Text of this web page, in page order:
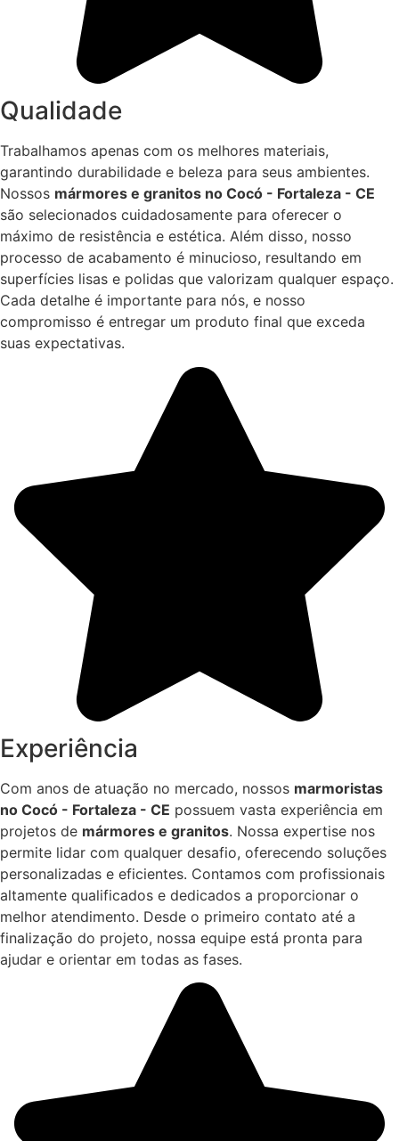
Qualidade
Trabalhamos apenas com os melhores materiais,
garantindo durabilidade e beleza para seus ambientes.
Nossos mármores e granitos no Cocó - Fortaleza - CE
são selecionados cuidadosamente para oferecer o
máximo de resistência e estética. Além disso, nosso
processo de acabamento é minucioso, resultando em
superfícies lisas e polidas que valorizam qualquer espaço.
Cada detalhe é importante para nós, e nosso
compromisso é entregar um produto final que exceda
suas expectativas.
Experiência
Com anos de atuação no mercado, nossos marmoristas
no Cocó - Fortaleza - CE possuem vasta experiência em
projetos de mármores e granitos. Nossa expertise nos
permite lidar com qualquer desafio, oferecendo soluções
personalizadas e eficientes. Contamos com profissionais
altamente qualificados e dedicados a proporcionar o
melhor atendimento. Desde o primeiro contato até a
finalização do projeto, nossa equipe está pronta para
ajudar e orientar em todas as fases.